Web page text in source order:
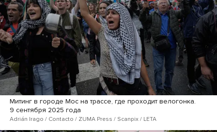
Митинг в городе Мос на трассе, где проходит велогонка.
9 сентября 2025 года
Adrián Irago / Contacto / ZUMA Press / Scanpix / LETA